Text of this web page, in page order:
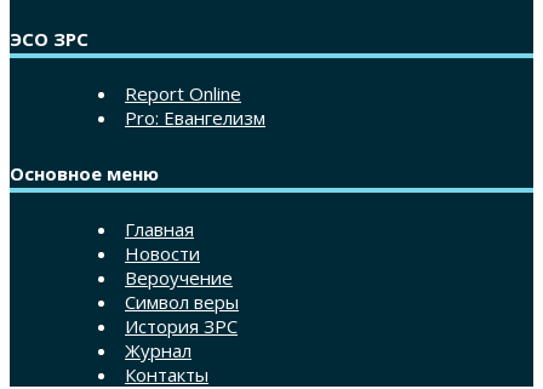
ЭСО ЗРС
Report Online
Pro: Евангелизм
Основное меню
Главная
Новости
Вероучение
Символ веры
История ЗРС
Журнал
Контакты